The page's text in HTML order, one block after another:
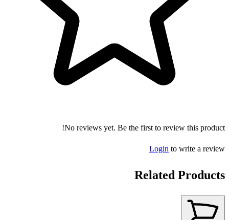
No reviews yet. Be the first to review this product!
Login to write a review
Related Products